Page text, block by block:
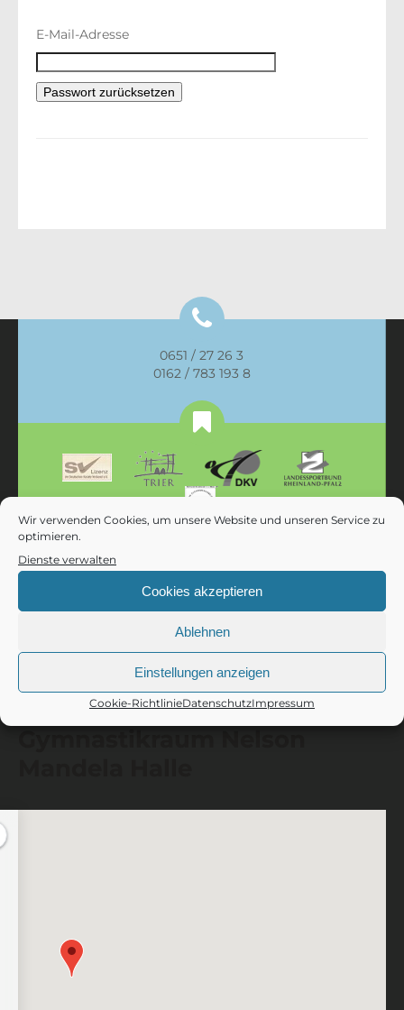
Wir verwenden Cookies, um unsere Website und unseren Service zu
optimieren.
Dienste verwalten
Cookies akzeptieren
Ablehnen
Einstellungen anzeigen
Cookie-RichtlinieDatenschutzImpressum
E-Mail-Adresse
0651 / 27 26 3
0162 / 783 193 8
ANFAHRT KARATE & SV